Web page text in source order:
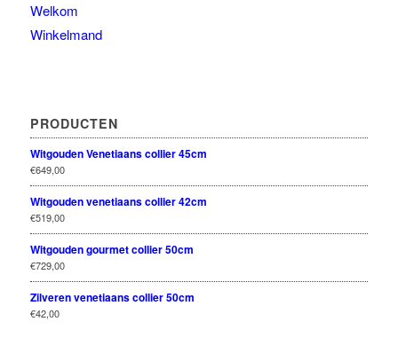
Welkom
Winkelmand
PRODUCTEN
Witgouden Venetiaans collier 45cm
€649,00
Witgouden venetiaans collier 42cm
€519,00
Witgouden gourmet collier 50cm
€729,00
Zilveren venetiaans collier 50cm
€42,00